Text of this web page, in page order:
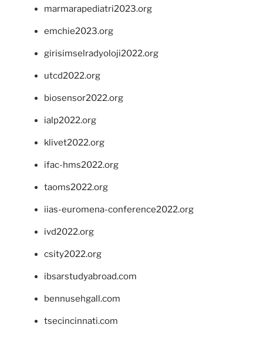
marmarapediatri2023.org
emchie2023.org
girisimselradyoloji2022.org
utcd2022.org
biosensor2022.org
ialp2022.org
klivet2022.org
ifac-hms2022.org
taoms2022.org
iias-euromena-conference2022.org
ivd2022.org
csity2022.org
ibsarstudyabroad.com
bennusehgall.com
tsecincinnati.com